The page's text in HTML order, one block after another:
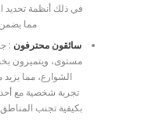
مما
سائقون محترفون :
مستوى، ويتميزون
الشوارع، مما
تجربة شخصية مع أحد
بكيفية تجنب